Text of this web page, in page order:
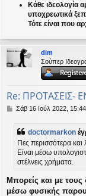
Κάθε ιδεολογία
υποχρεωτικά
Τότε είναι που
dim
Σούπερ
Re: ΠΡΟΤΑΣΕΙΣ-
Δ
σ
η
Σάβ 16 Ιούλ 2022, 15:44
doctormarkon
Πες περισσότερα και
Είναι μέσω
στέλνεις χρήματα.
Μπορείς και με
μέσω φυσικής